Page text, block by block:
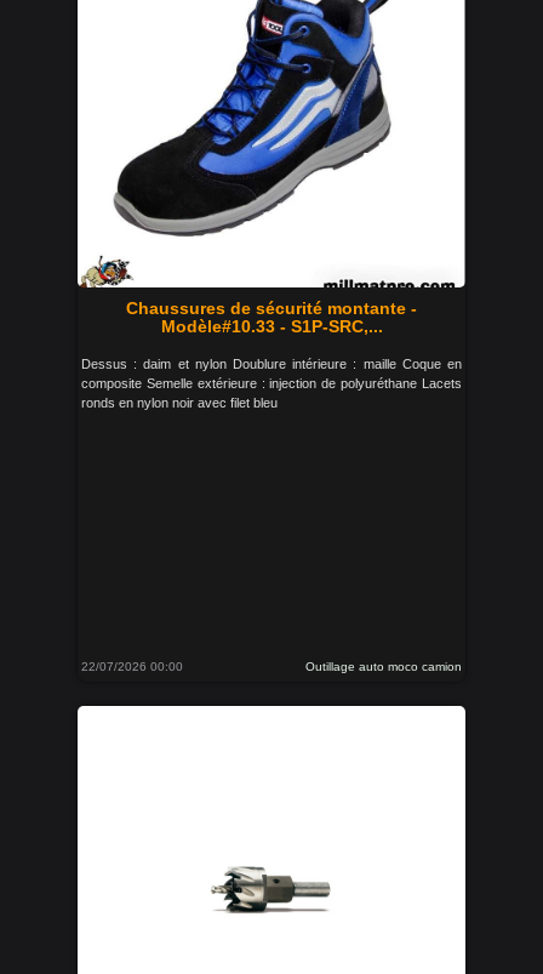
Chaussures de sécurité montante -
Modèle#10.33 - S1P-SRC,...
Dessus : daim et nylon Doublure intérieure : maille Coque en
composite Semelle extérieure : injection de polyuréthane Lacets
ronds en nylon noir avec filet bleu
22/07/2026 00:00 Outillage auto moco camion